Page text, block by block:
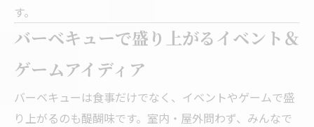
す。
バーベキューで盛り上がるイベント＆
ゲームアイディア
バーベキューは食事だけでなく、イベントやゲームで盛
り上がるのも醍醐味です。室内・屋外問わず、みんなで